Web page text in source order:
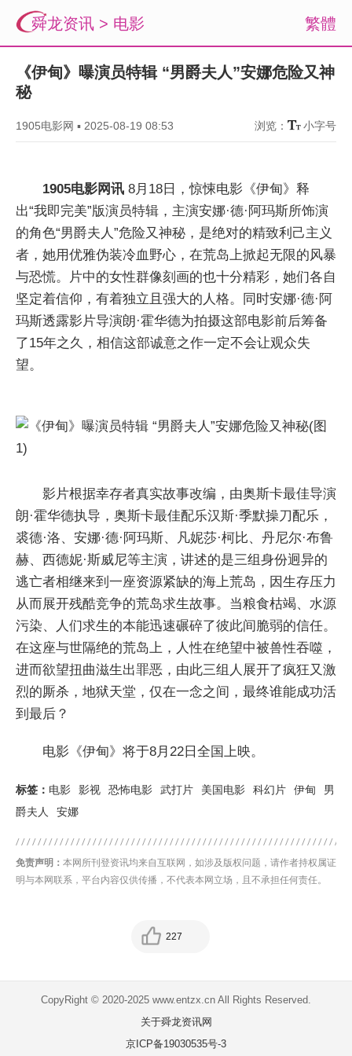
繁體
舜龙资讯 > 电影
《伊甸》曝演员特辑 “男爵夫人”安娜危险又神
秘
1905电影网 ▪ 2025-08-19 08:53 浏览： 小字号
1905电影网讯 8月18日，惊悚电影《伊甸》释
出“我即完美”版演员特辑，主演安娜·德·阿玛斯所饰演
的角色“男爵夫人”危险又神秘，是绝对的精致利己主义
者，她用优雅伪装冷血野心，在荒岛上掀起无限的风暴
与恐慌。片中的女性群像刻画的也十分精彩，她们各自
坚定着信仰，有着独立且强大的人格。同时安娜·德·阿
玛斯透露影片导演朗·霍华德为拍摄这部电影前后筹备
了15年之久，相信这部诚意之作一定不会让观众失
望。
影片根据幸存者真实故事改编，由奥斯卡最佳导演
朗·霍华德执导，奥斯卡最佳配乐汉斯·季默操刀配乐，
裘德·洛、安娜·德·阿玛斯、凡妮莎·柯比、丹尼尔·布鲁
赫、西德妮·斯威尼等主演，讲述的是三组身份迥异的
逃亡者相继来到一座资源紧缺的海上荒岛，因生存压力
从而展开残酷竞争的荒岛求生故事。当粮食枯竭、水源
污染、人们求生的本能迅速碾碎了彼此间脆弱的信任。
在这座与世隔绝的荒岛上，人性在绝望中被兽性吞噬，
进而欲望扭曲滋生出罪恶，由此三组人展开了疯狂又激
烈的厮杀，地狱天堂，仅在一念之间，最终谁能成功活
到最后？
电影《伊甸》将于8月22日全国上映。
标签： 电影 影视 恐怖电影 武打片 美国电影 科幻片 伊甸
男
爵夫人
安娜
免责声明： 本网所刊登资讯均来自互联网，如涉及版权问题，请作者持权属证
明与本网联系，平台内容仅供传播，不代表本网立场，且不承担任何责任。
227
CopyRight © 2020-2025 www.entzx.cn All Rights Reserved.
关于舜龙资讯网
京ICP备19030535号-3